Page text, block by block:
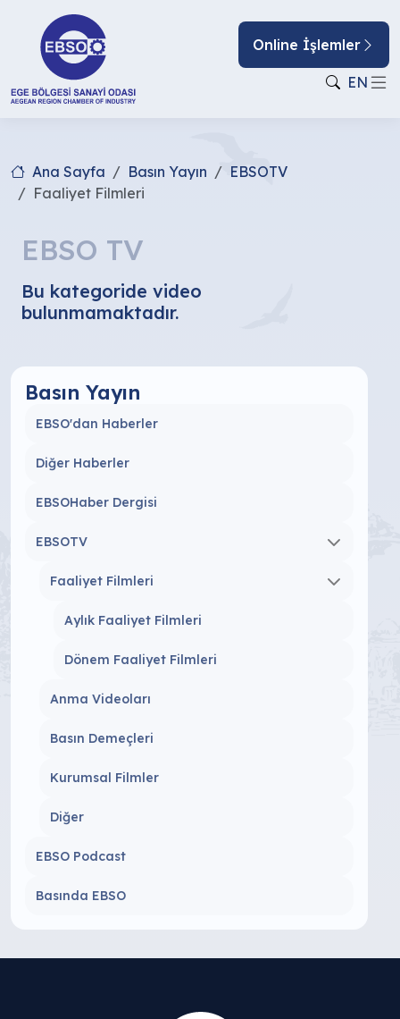
Online İşlemler
EN
Ana Sayfa Basın Yayın
EBSOTV
Faaliyet Filmleri
EBSO TV
Bu kategoride video
bulunmamaktadır.
Basın Yayın
EBSO'dan Haberler
Diğer Haberler
EBSOHaber Dergisi
EBSOTV
Faaliyet Filmleri
Aylık Faaliyet Filmleri
Dönem Faaliyet Filmleri
Anma Videoları
Basın Demeçleri
Kurumsal Filmler
Diğer
EBSO Podcast
Basında EBSO